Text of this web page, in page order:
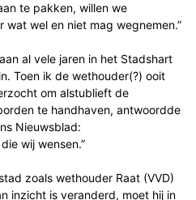
te pakken, willen we
wat wel en niet mag wegnemen.”
al vele jaren in het Stadshart
Toen ik de wethouder(?) ooit
om alstublieft de
te handhaven, antwoordde
Nieuwsblad:
wij wensen.”
zoals wethouder Raat (VVD)
inzicht is veranderd, moet hij in